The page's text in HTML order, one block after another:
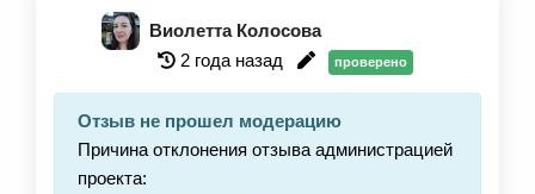
Виолетта Колосова
2 года назад
проверено
Отзыв не прошел модерацию
Причина отклонения отзыва администрацией
проекта: